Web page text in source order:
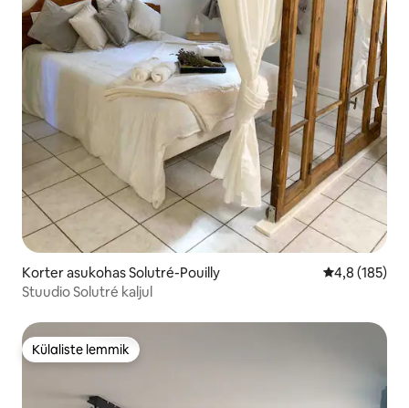
Korter asukohas Solutré-Pouilly Keskmine
4,8 (185)
Stuudio Solutré kaljul
Külaliste lemmik
Külaliste lemmik